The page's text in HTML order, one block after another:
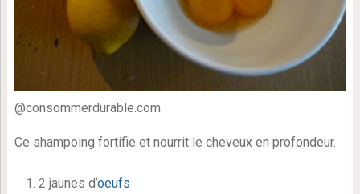
@consommerdurable.com
Ce shampoing fortifie et nourrit le cheveux en profondeur.
2 jaunes d’oeufs